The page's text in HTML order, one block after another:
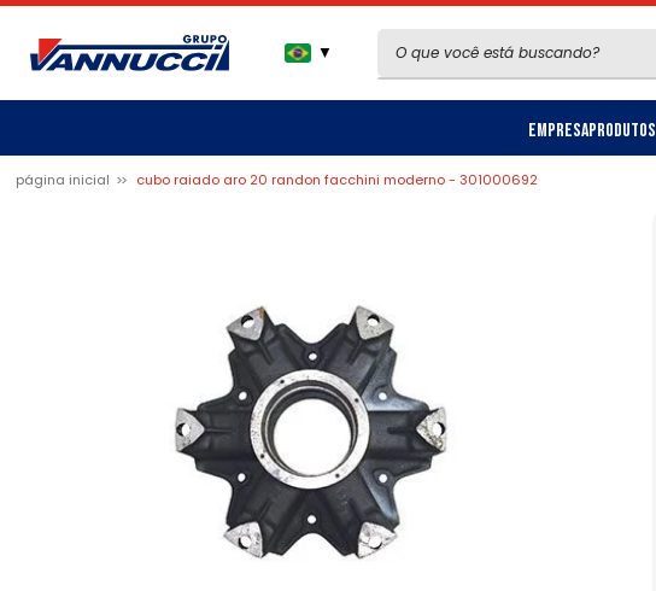
▼
EmpresaProdutos
página inicial cubo raiado aro 20 randon facchini moderno - 301000692